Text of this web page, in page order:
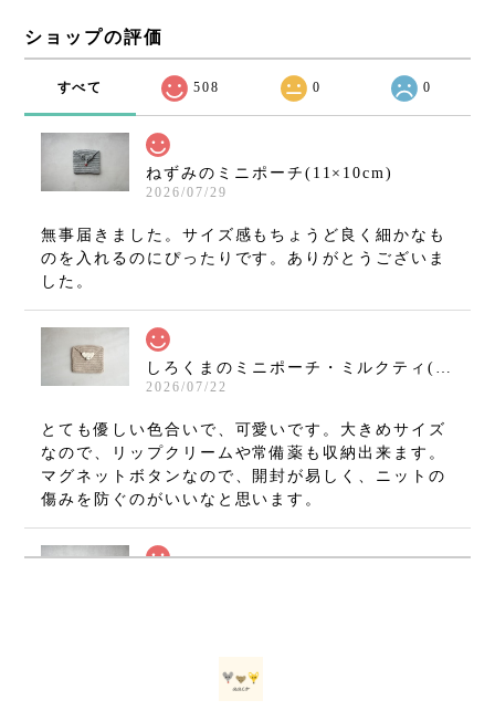
ショップの評価
すべて 508 0 0
ねずみのミニポーチ(11×10cm)
2026/07/29
無事届きました。サイズ感もちょうど良く細かなも
のを入れるのにぴったりです。ありがとうございま
した。
2026/07/22
とても優しい色合いで、可愛いです。大きめサイズ
なので、リップクリームや常備薬も収納出来ます。
マグネットボタンなので、開封が易しく、ニットの
傷みを防ぐのがいいなと思います。
す！ 大切に使いたいと思います。 ありがとうござ